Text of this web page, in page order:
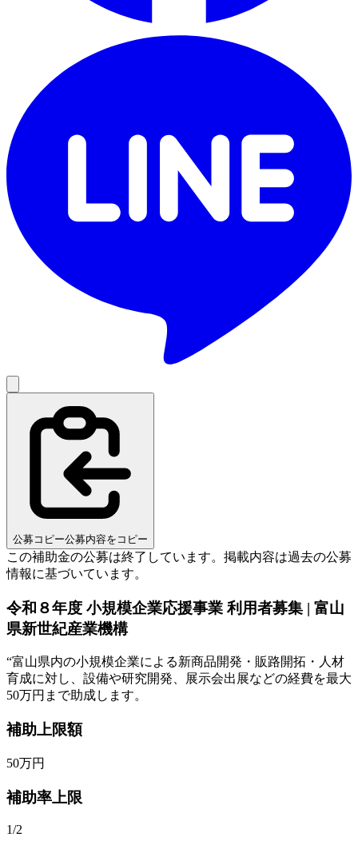
公募コピー公募内容をコピー
この補助金の公募は終了しています。 掲載内容は過去の公募
情報に基づいています。
令和８年度 小規模企業応援事業 利用者募集 | 富山
県新世紀産業機構
“富山県内の小規模企業による新商品開発・販路開拓・人材
育成に対し、設備や研究開発、展示会出展などの経費を最大
50万円まで助成します。
補助上限額
50万円
補助率上限
1/2